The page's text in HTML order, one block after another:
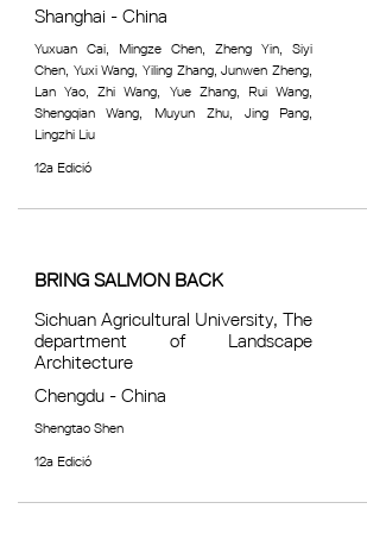
Shanghai - China
Yuxuan Cai, Mingze Chen, Zheng Yin, Siyi
Chen, Yuxi Wang, Yiling Zhang, Junwen Zheng,
Lan Yao, Zhi Wang, Yue Zhang, Rui Wang,
Shengqian Wang, Muyun Zhu, Jing Pang,
Lingzhi Liu
12a Edició
BRING SALMON BACK
Sichuan Agricultural University, The
department of Landscape
Architecture
Chengdu - China
Shengtao Shen
12a Edició